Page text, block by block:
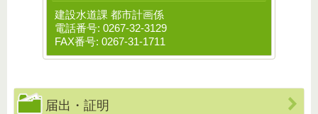
建設水道課 都市計画係
電話番号: 0267-32-3129
FAX番号: 0267-31-1711
届出・証明